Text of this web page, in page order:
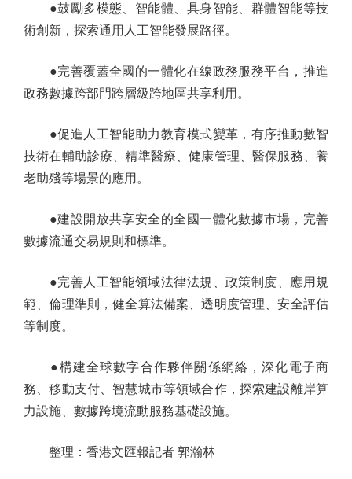
●鼓勵多模態、智能體、具身智能、群體智能等技
術創新，探索通用人工智能發展路徑。
●完善覆蓋全國的一體化在線政務服務平台，推進
政務數據跨部門跨層級跨地區共享利用。
●促進人工智能助力教育模式變革，有序推動數智
技術在輔助診療、精準醫療、健康管理、醫保服務、養
老助殘等場景的應用。
●建設開放共享安全的全國一體化數據市場，完善
數據流通交易規則和標準。
●完善人工智能領域法律法規、政策制度、應用規
範、倫理準則，健全算法備案、透明度管理、安全評估
等制度。
●構建全球數字合作夥伴關係網絡，深化電子商
務、移動支付、智慧城市等領域合作，探索建設離岸算
力設施、數據跨境流動服務基礎設施。
整理：香港文匯報記者 郭瀚林